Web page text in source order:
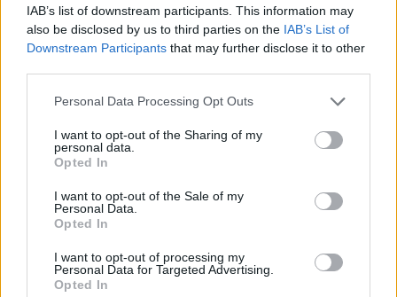
IAB’s list of downstream participants. This information may
also be disclosed by us to third parties on the IAB’s List of
Downstream Participants that may further disclose it to other
Personal Data Processing Opt Outs
I want to opt-out of the Sharing of my
personal data.
Opted In
I want to opt-out of the Sale of my
Personal Data.
Opted In
I want to opt-out of processing my
Personal Data for Targeted Advertising.
Opted In
Edellinen artikkeli
Mikko Rantanen iski komean
– jo 20 maalia kasassa tällä
kaudella
Seuraava artikkeli
Kaapo Kähkösellä musta
kruunasi heikon illan
LIITTYVÄT ARTIKKELIT
Leijonat julkisti ketjut Sveitsi-peliin –
Aleksander Barkov tekee paluun